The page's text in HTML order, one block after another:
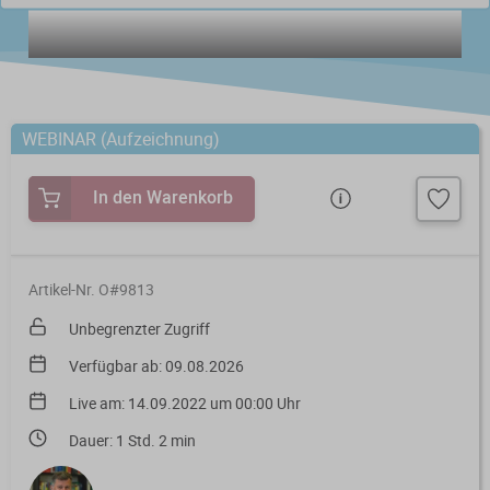
Steuerberatungsverträge
Formulare
Fahrtenbücher
Fachwissen
Fachinhalte rund um Steuerrecht und
Merkblätter
Mandanten-Info
Seminar-Pakete
Ausbildungsbegleitung
Quer- und Wiedereinstieg
Webinare
Interaktion und nachträglichem
Live-Termine
Einkommensteuererklärung
Prüfungsvorbereitung
Steuern
Einkommensteuer
Körperschaft- / Umwandlungsteuer
Lohnsteuer
Umsatzsteuer
KONTAKT
WEBINAR (Aufzeichnung)
In den Warenkorb
Artikel-Nr. O#9813
Unbegrenzter Zugriff
Verfügbar ab: 09.08.2026
Live am: 14.09.2022 um 00:00 Uhr
Dauer: 1 Std. 2 min